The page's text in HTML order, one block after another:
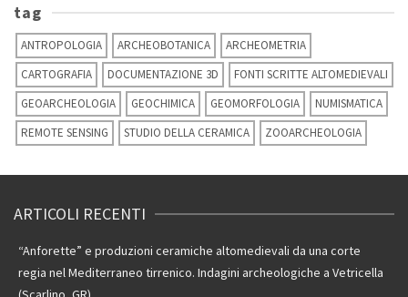
tag
ANTROPOLOGIA ARCHEOBOTANICA
ARCHEOMETRIA
CARTOGRAFIA
DOCUMENTAZIONE 3D
FONTI SCRITTE ALTOMEDIEVALI
GEOARCHEOLOGIA
GEOCHIMICA GEOMORFOLOGIA
NUMISMATICA
REMOTE SENSING
STUDIO DELLA CERAMICA ZOOARCHEOLOGIA
ARTICOLI RECENTI
“Anforette” e produzioni ceramiche altomedievali da una corte
regia nel Mediterraneo tirrenico. Indagini archeologiche a Vetricella